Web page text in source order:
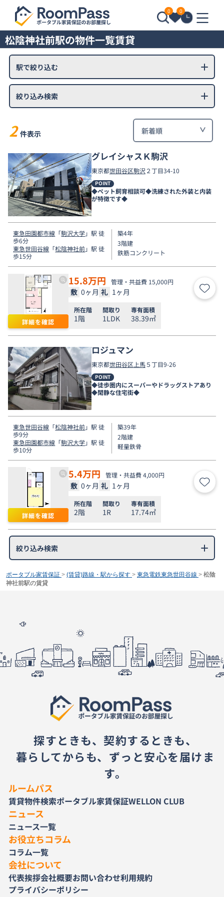
0 0
松陰神社前駅の物件一覧賃貸
駅で絞り込む
絞り込み検索
2 件表示
グレイシャスＫ駒沢
東京都世田谷区駒沢 ２丁目34-10
POINT
◆ペット飼育相談可◆洗練された外装と内装
が特徴です◆
東急田園都市線 「駒沢大学」駅 徒
歩6分
東急世田谷線 「松陰神社前」駅 徒
歩15分
築4年
3階建
鉄筋コンクリート
詳細を確認
15.8万円 管理・共益費 15,000円
敷 0ヶ月 礼 1ヶ月 お気
所在階
1階
間取り
1LDK
専有面積
38.39㎡
ロジュマン
東京都世田谷区 上馬５丁目9-26
POINT
◆徒歩圏内にスーパーやドラッグストアあり
◆閑静な住宅街◆
東急世田谷線 「松陰神社前」駅 徒
歩9分
東急田園都市線 「駒沢大学」駅 徒
歩10分
築39年
2階建
軽量鉄骨
詳細を確認
5.4万円 管理・共益費 4,000円
敷 0ヶ月 礼 1ヶ月 お気
所在階
2階
間取り
1R
専有面積
17.74㎡
絞り込み検索
ポータブル家賃保証 > (賃貸)路線・駅から探す > 東急電鉄東急世田谷線 > 松陰
神社前駅の賃貸
探すときも、契約するときも、
暮らしてからも、ずっと安心を届けま
す。
ルームパス
賃貸物件検索ポータブル家賃保証WELLON CLUB
ニュース
ニュース一覧
お役立ちコラム
コラム一覧
会社について
代表挨拶会社概要お問い合わせ利用規約
プライバシーポリシー